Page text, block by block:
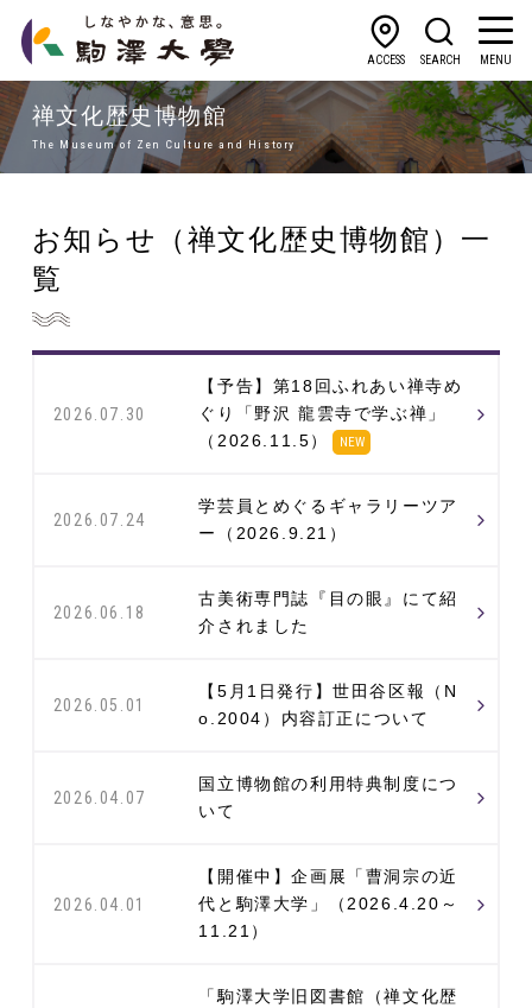
ACCESS SEARCH MENU
禅文化歴史博物館
The Museum of Zen Culture and History
お知らせ（禅文化歴史博物館）一
覧
2026.07.30
【予告】第18回ふれあい禅寺め
ぐり「野沢 龍雲寺で学ぶ禅」
（2026.11.5）
NEW
2026.07.24
学芸員とめぐるギャラリーツア
ー（2026.9.21）
2026.06.18
古美術専門誌『目の眼』にて紹
介されました
2026.05.01
【5月1日発行】世田谷区報（N
o.2004）内容訂正について
2026.04.07
国立博物館の利用特典制度につ
いて
2026.04.01
【開催中】企画展「曹洞宗の近
代と駒澤大学」（2026.4.20～
11.21）
「駒澤大学旧図書館（禅文化歴